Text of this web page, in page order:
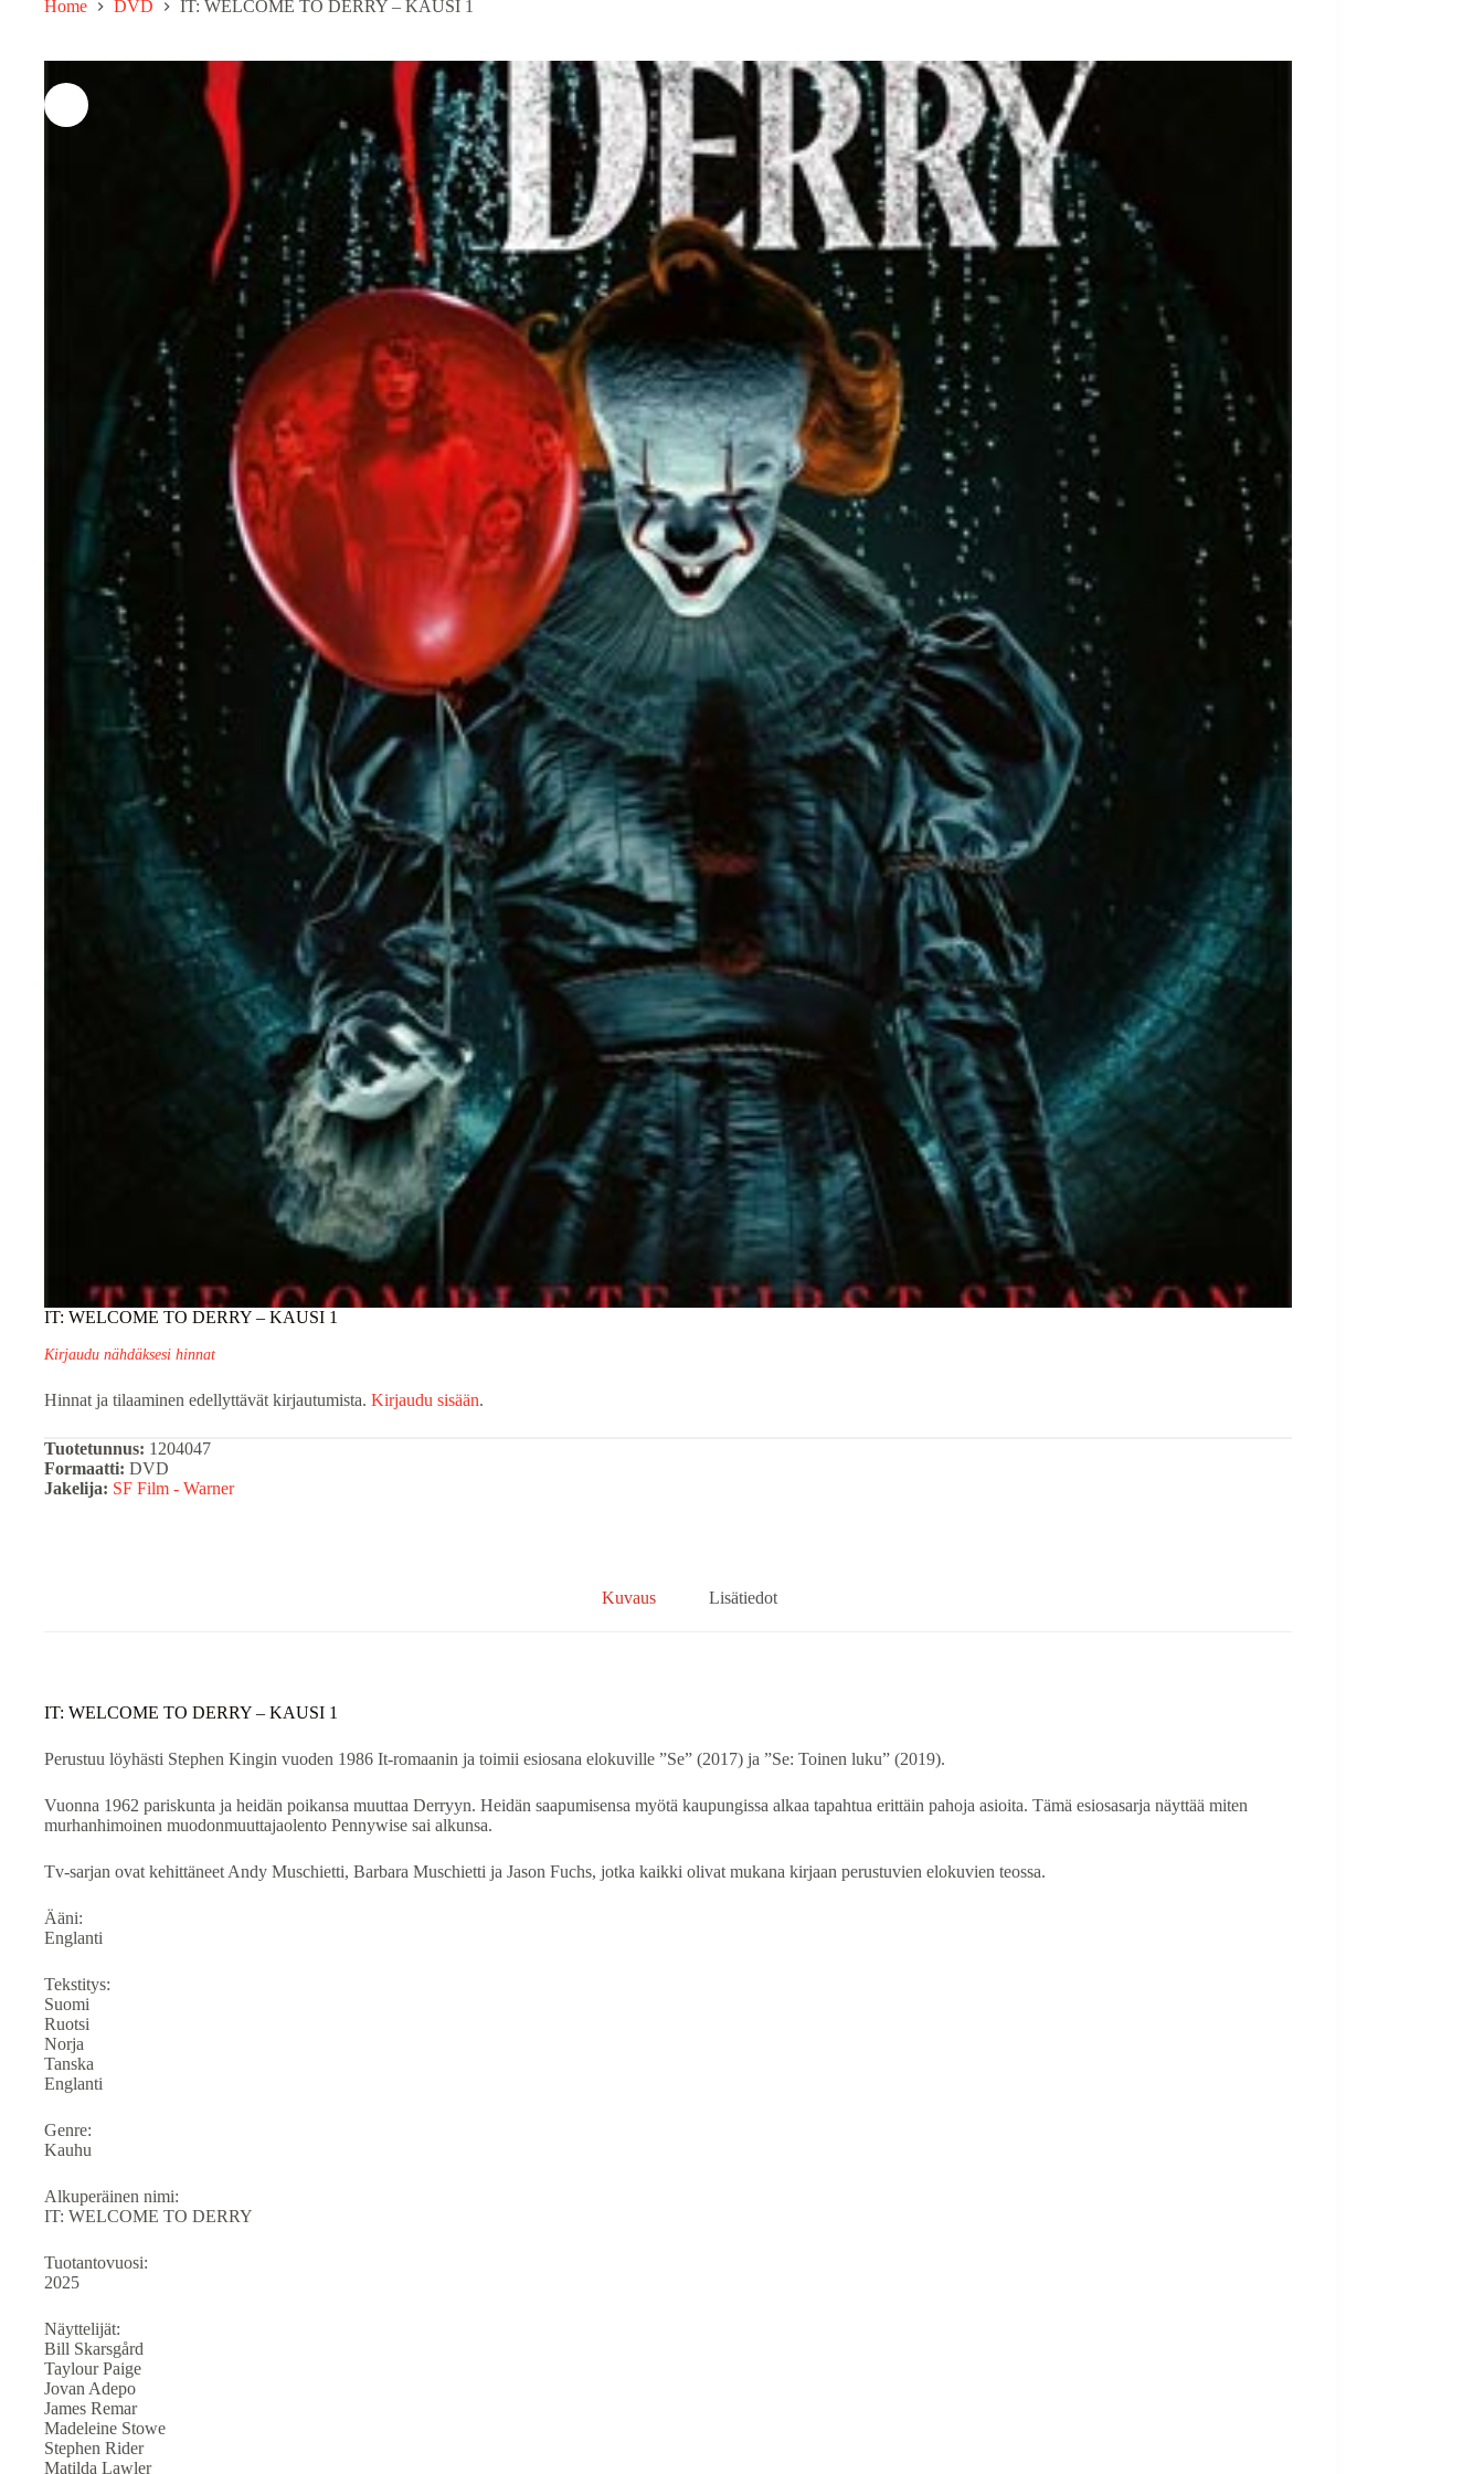
Home DVD IT: WELCOME TO DERRY – KAUSI 1
IT: WELCOME TO DERRY – KAUSI 1
Kirjaudu nähdäksesi hinnat
Hinnat ja tilaaminen edellyttävät kirjautumista. Kirjaudu sisään.
Tuotetunnus: 1204047
Formaatti: DVD
Jakelija: SF Film - Warner
Kuvaus Lisätiedot
IT: WELCOME TO DERRY – KAUSI 1
Perustuu löyhästi Stephen Kingin vuoden 1986 It-romaanin ja toimii esiosana elokuville ”Se” (2017) ja ”Se: Toinen luku” (2019).
Vuonna 1962 pariskunta ja heidän poikansa muuttaa Derryyn. Heidän saapumisensa myötä kaupungissa alkaa tapahtua erittäin pahoja asioita. Tämä esiosasarja näyttää miten
murhanhimoinen muodonmuuttajaolento Pennywise sai alkunsa.
Tv-sarjan ovat kehittäneet Andy Muschietti, Barbara Muschietti ja Jason Fuchs, jotka kaikki olivat mukana kirjaan perustuvien elokuvien teossa.
Ääni:
Englanti
Tekstitys:
Suomi
Ruotsi
Norja
Tanska
Englanti
Genre:
Kauhu
Alkuperäinen nimi:
IT: WELCOME TO DERRY
Tuotantovuosi:
2025
Näyttelijät:
Bill Skarsgård
Taylour Paige
Jovan Adepo
James Remar
Madeleine Stowe
Stephen Rider
Matilda Lawler